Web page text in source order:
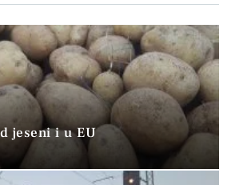
jeseni i u EU